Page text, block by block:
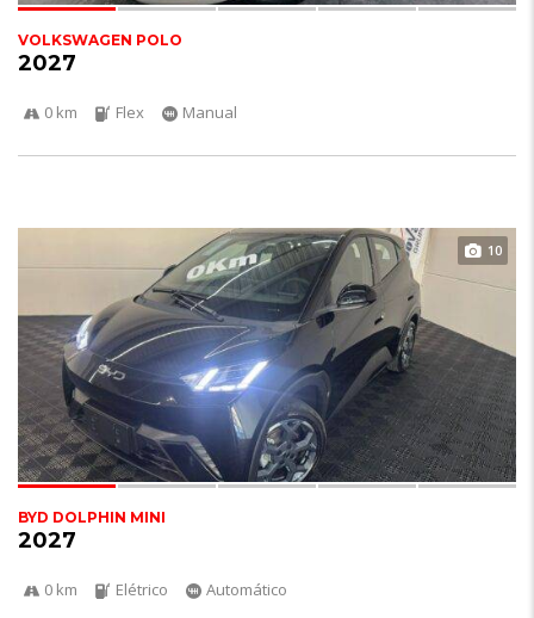
VOLKSWAGEN POLO
2027
0 km Flex Manual
10
BYD DOLPHIN MINI
2027
0 km Elétrico Automático